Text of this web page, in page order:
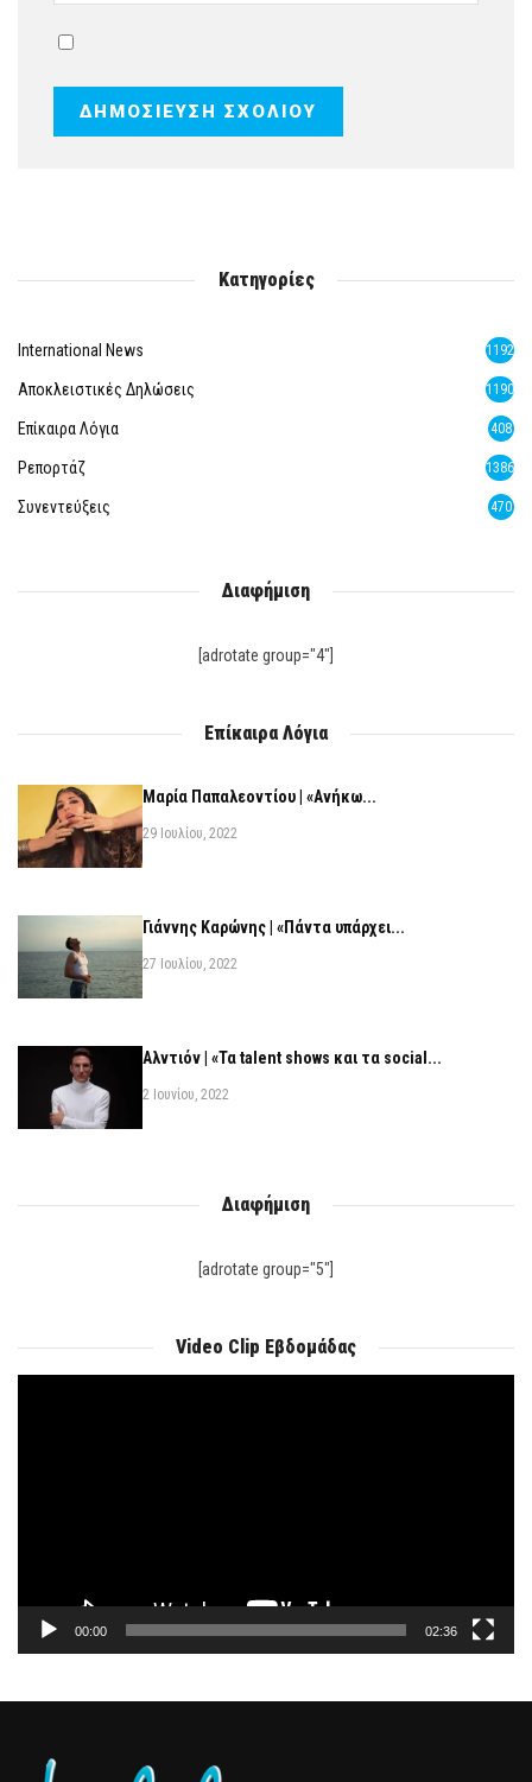
Κατηγορίες
International News 1192
Αποκλειστικές Δηλώσεις 1190
Επίκαιρα Λόγια 408
Ρεπορτάζ 1386
Συνεντεύξεις 470
Διαφήμιση
[adrotate group="4"]
Επίκαιρα Λόγια
Μαρία Παπαλεοντίου | «Ανήκω...
29 Ιουλίου, 2022
Γιάννης Καρώνης | «Πάντα υπάρχει...
27 Ιουλίου, 2022
Αλντιόν | «Τα talent shows και τα social...
2 Ιουνίου, 2022
Διαφήμιση
[adrotate group="5"]
Video Clip Εβδομάδας
00:00 02:36